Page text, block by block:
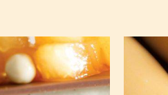
ミ